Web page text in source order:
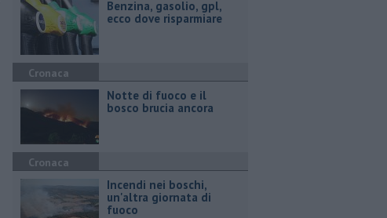
​Benzina, gasolio, gpl,
ecco dove risparmiare
Cronaca
Notte di fuoco e il
bosco brucia ancora
Cronaca
Incendi nei boschi,
un'altra giornata di
fuoco